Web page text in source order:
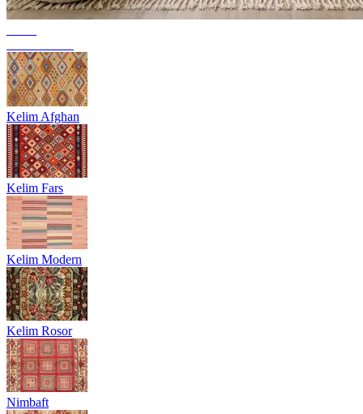
Kelim Afghan
Kelim Fars
Kelim Modern
Kelim Rosor
Nimbaft